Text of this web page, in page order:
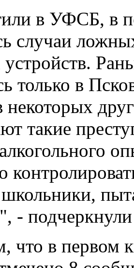
в УФСБ, в
случаи
только в
такие
-
что в первом